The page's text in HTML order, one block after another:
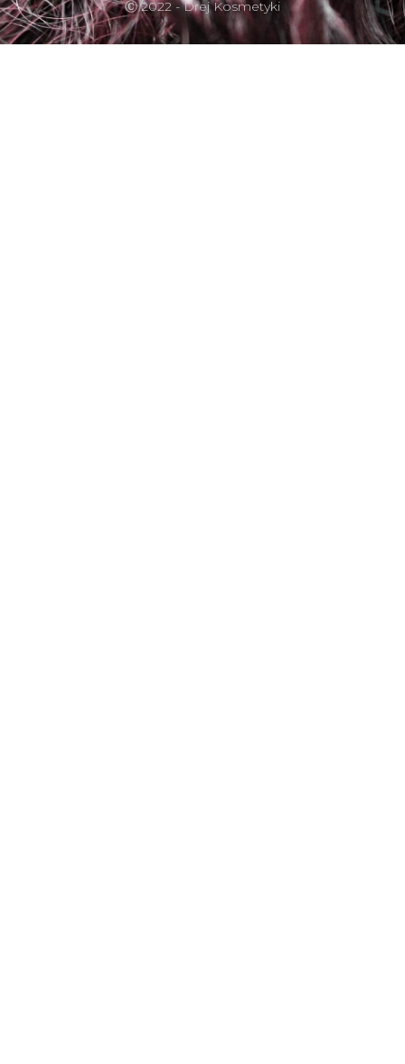
Ⓒ 2022 - Drej Kosmetyki